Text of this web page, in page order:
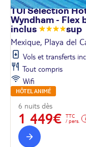
TUI Sélection
Wyndham - Flex
inclus
sup
Mexique, Playa del
Vols et transferts
Tout compris
Wifi
HÔTEL ANIMÉ
6 nuits dès
1 449€
TTC
/ pers.